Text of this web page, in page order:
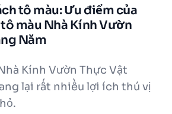
tô màu: Ưu điểm của
màu Nhà Kính Vườn
Năm
Kính Vườn Thực Vật
lại rất nhiều lợi ích thú vị